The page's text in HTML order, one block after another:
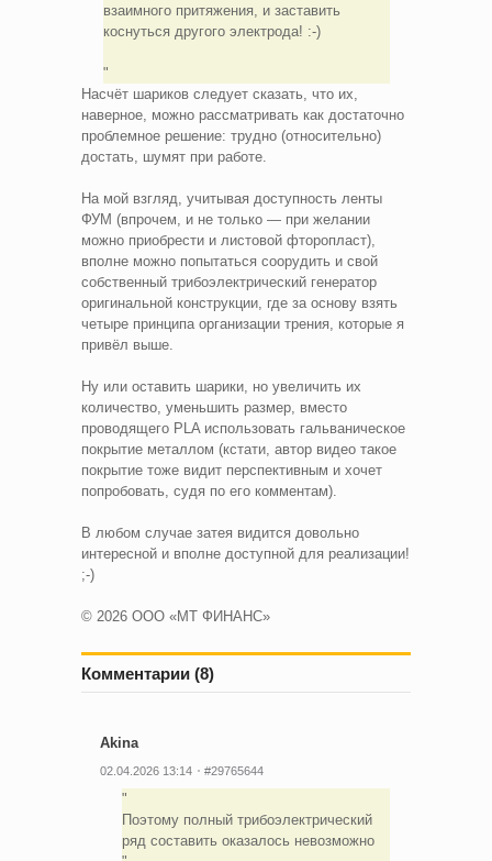
взаимного притяжения, и заставить
коснуться другого электрода! :-)
Насчёт шариков следует сказать, что их,
наверное, можно рассматривать как достаточно
проблемное решение: трудно (относительно)
достать, шумят при работе.
На мой взгляд, учитывая доступность ленты
ФУМ (впрочем, и не только — при желании
можно приобрести и листовой фторопласт),
вполне можно попытаться соорудить и свой
собственный трибоэлектрический генератор
оригинальной конструкции, где за основу взять
четыре принципа организации трения, которые я
привёл выше.
Ну или оставить шарики, но увеличить их
количество, уменьшить размер, вместо
проводящего PLA использовать гальваническое
покрытие металлом (кстати, автор видео такое
покрытие тоже видит перспективным и хочет
попробовать, судя по его комментам).
В любом случае затея видится довольно
интересной и вполне доступной для реализации!
;-)
© 2026 ООО «МТ ФИНАНС»
Комментарии (8)
Akina
02.04.2026 13:14 #29765644
Поэтому полный трибоэлектрический
ряд составить оказалось невозможно